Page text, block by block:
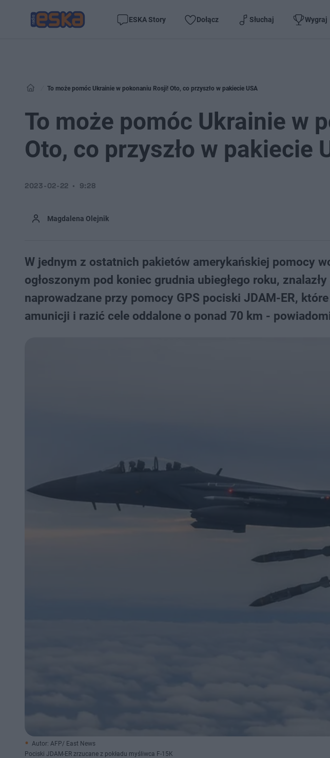
ESKA Story Dołącz Słuchaj Wygraj
To może pomóc Ukrainie w pokonaniu Rosji! Oto, co przyszło w pakiecie USA
To może pomóc Ukrainie w
Oto, co przyszło w pakiecie
Magdalena Olejnik
2023-02-22 9:28
W jednym z ostatnich pakietów amerykańskiej pomocy
ogłoszonym pod koniec grudnia ubiegłego roku,
naprowadzane przy pomocy GPS pociski JDAM-ER,
amunicji i razić cele oddalone o ponad 70 km -
Autor: AFP/ East News
Pociski JDAM-ER zrzucane z pokładu myśliwca F-15K